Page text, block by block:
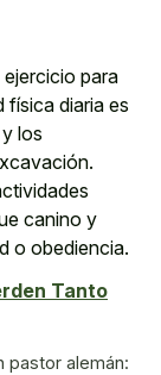
para
física diaria es
los
canino y
o obediencia.
Tanto
pastor alemán: